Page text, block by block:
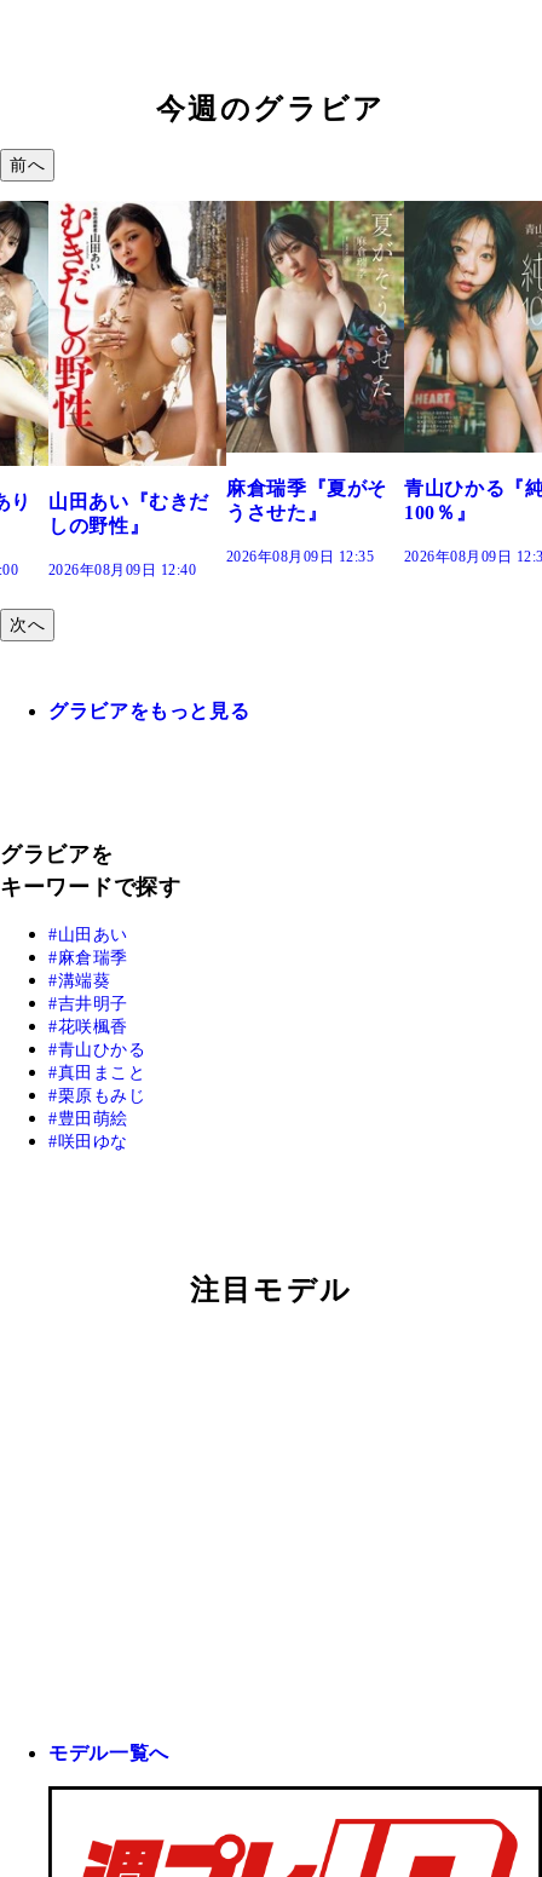
今週のグラビア
前へ
山田あい『むきだ
しの野性』
2026年08月09日 12:40
麻倉瑞季『夏がそ
うさせた』
2026年08月09日 12:35
青山ひかる『
100％』
2026年08月09日
り
次へ
グラビアをもっと見る
グラビアを
キーワードで探す
山田あい
麻倉瑞季
溝端葵
吉井明子
花咲楓香
青山ひかる
真田まこと
栗原もみじ
豊田萌絵
咲田ゆな
注目モデル
モデル一覧へ